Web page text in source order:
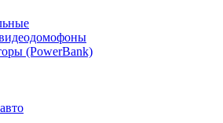
(PowerBank)